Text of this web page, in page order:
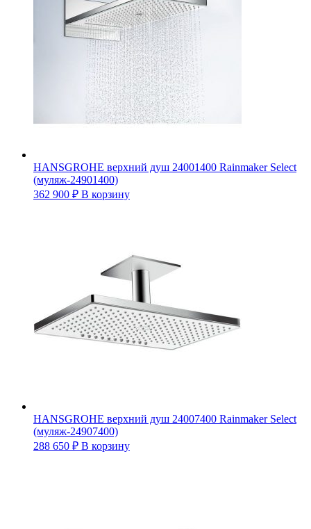
HANSGROHE верхний душ 24001400 Rainmaker Select
(муляж-24901400)
362 900 ₽ В корзину
HANSGROHE верхний душ 24007400 Rainmaker Select
(муляж-24907400)
288 650 ₽ В корзину